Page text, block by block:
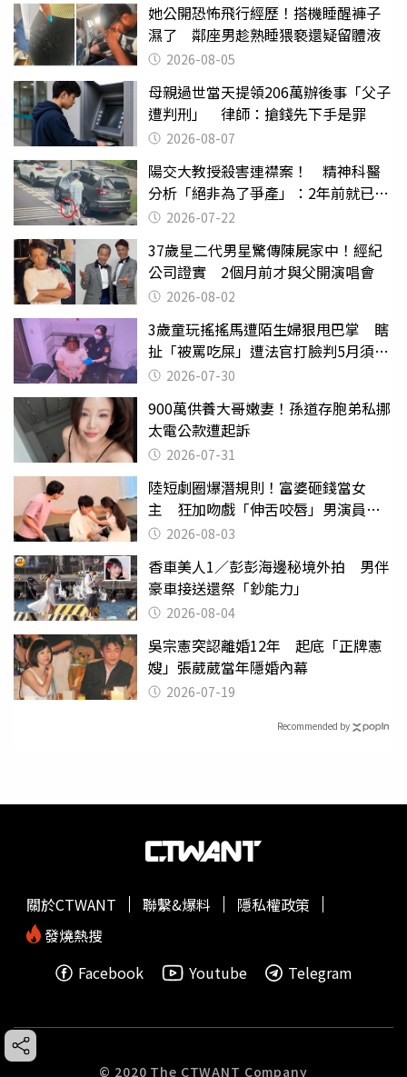
她公開恐怖飛行經歷！搭機睡醒褲子
濕了 鄰座男趁熟睡猥褻還疑留體液
2026-08-05
母親過世當天提領206萬辦後事「父子
遭判刑」 律師：搶錢先下手是罪
2026-08-07
陽交大教授殺害連襟案！ 精神科醫
分析「絕非為了爭產」：2年前就已言
行詭異
2026-07-22
37歲星二代男星驚傳陳屍家中！經紀
公司證實 2個月前才與父開演唱會
2026-08-02
3歲童玩搖搖馬遭陌生婦狠甩巴掌 瞎
扯「被罵吃屎」遭法官打臉判5月須入
監 2026-07-30
900萬供養大哥嫩妻！孫道存胞弟私挪
太電公款遭起訴
2026-07-31
陸短劇圈爆潛規則！富婆砸錢當女
主 狂加吻戲「伸舌咬唇」男演員崩
潰 2026-08-03
香車美人1／彭彭海邊秘境外拍 男伴
豪車接送還祭「鈔能力」
2026-08-04
吳宗憲突認離婚12年 起底「正牌憲
嫂」張葳葳當年隱婚內幕
2026-07-19
Recommended by
關於CTWANT 聯繫&爆料
隱私權政策
發燒熱搜
Facebook
Youtube Telegram
© 2020 The CTWANT Company